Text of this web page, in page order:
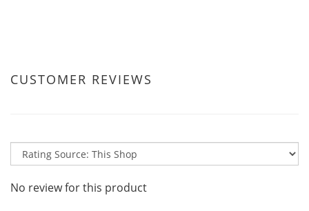
CUSTOMER REVIEWS
No review for this product